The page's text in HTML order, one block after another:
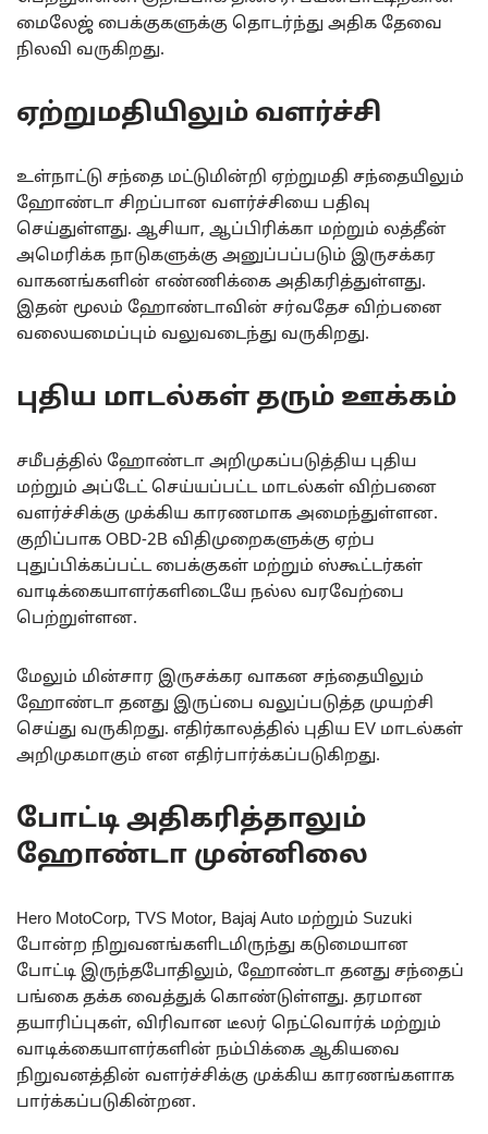
மைலேஜ் பைக்குகளுக்கு தொடர்ந்து அதிக தேவை
நிலவி வருகிறது.
ஏற்றுமதியிலும் வளர்ச்சி
உள்நாட்டு சந்தை மட்டுமின்றி ஏற்றுமதி சந்தையிலும்
ஹோண்டா சிறப்பான வளர்ச்சியை பதிவு
செய்துள்ளது. ஆசியா, ஆப்பிரிக்கா மற்றும் லத்தீன்
அமெரிக்க நாடுகளுக்கு அனுப்பப்படும் இருசக்கர
வாகனங்களின் எண்ணிக்கை அதிகரித்துள்ளது.
இதன் மூலம் ஹோண்டாவின் சர்வதேச விற்பனை
வலையமைப்பும் வலுவடைந்து வருகிறது.
புதிய மாடல்கள் தரும் ஊக்கம்
சமீபத்தில் ஹோண்டா அறிமுகப்படுத்திய புதிய
மற்றும் அப்டேட் செய்யப்பட்ட மாடல்கள் விற்பனை
வளர்ச்சிக்கு முக்கிய காரணமாக அமைந்துள்ளன.
குறிப்பாக OBD-2B விதிமுறைகளுக்கு ஏற்ப
புதுப்பிக்கப்பட்ட பைக்குகள் மற்றும் ஸ்கூட்டர்கள்
வாடிக்கையாளர்களிடையே நல்ல வரவேற்பை
பெற்றுள்ளன.
மேலும் மின்சார இருசக்கர வாகன சந்தையிலும்
ஹோண்டா தனது இருப்பை வலுப்படுத்த முயற்சி
செய்து வருகிறது. எதிர்காலத்தில் புதிய EV மாடல்கள்
அறிமுகமாகும் என எதிர்பார்க்கப்படுகிறது.
போட்டி அதிகரித்தாலும்
ஹோண்டா முன்னிலை
Hero MotoCorp, TVS Motor, Bajaj Auto மற்றும் Suzuki
போன்ற நிறுவனங்களிடமிருந்து கடுமையான
போட்டி இருந்தபோதிலும், ஹோண்டா தனது சந்தைப்
பங்கை தக்க வைத்துக் கொண்டுள்ளது. தரமான
தயாரிப்புகள், விரிவான டீலர் நெட்வொர்க் மற்றும்
வாடிக்கையாளர்களின் நம்பிக்கை ஆகியவை
நிறுவனத்தின் வளர்ச்சிக்கு முக்கிய காரணங்களாக
பார்க்கப்படுகின்றன.